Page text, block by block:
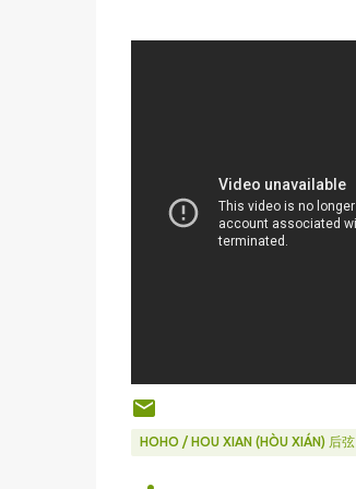
HOHO / HOU XIAN (HÒU XIÁN) 后弦